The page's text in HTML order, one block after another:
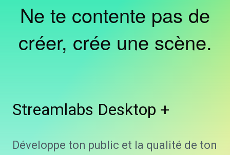
Ne te contente pas de
créer, crée une scène.
Streamlabs Desktop +
Développe ton public et la qualité de ton